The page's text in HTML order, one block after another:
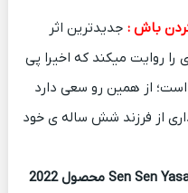
باش :جدیدترین اثر
را روایت میکند که اخیرا پی
است؛ از همین رو سعی دارد
از فرزند شش ساله ی خود
جهت دانلود فیلم جدید Sen Sen Yasamaya Bak محصول 2022